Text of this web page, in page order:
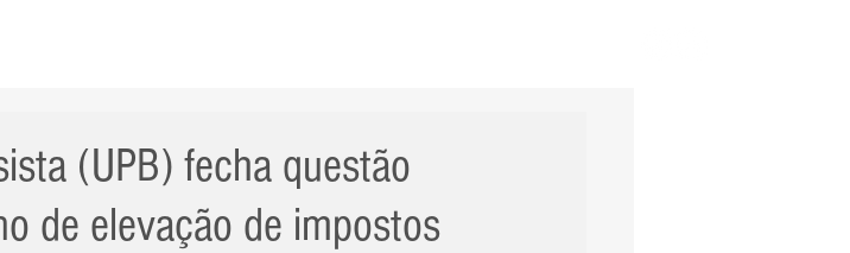
(UPB) fecha questão
de elevação de impostos